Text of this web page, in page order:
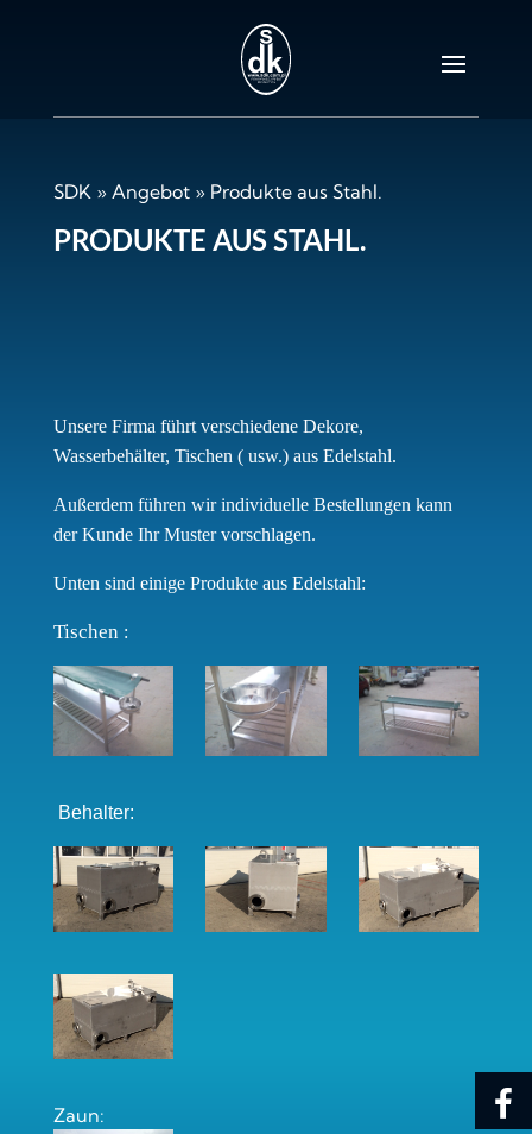
SDK» Angebot» Produkte aus Stahl.
PRODUKTE AUS STAHL.
Unsere Firma führt verschiedene Dekore,
Wasserbehälter, Tischen ( usw.) aus Edelstahl.
Außerdem führen wir individuelle Bestellungen kann
der Kunde Ihr Muster vorschlagen.
Unten sind einige Produkte aus Edelstahl:
Tischen :
Behalter:
Zaun: